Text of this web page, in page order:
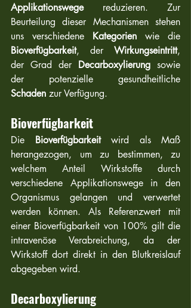
Applikationswege reduzieren. Zur
Beurteilung dieser Mechanismen stehen
uns verschiedene Kategorien
Bioverfügbarkeit, der Wirkungseintritt,
der Grad der Decarboxylierung sowie
Schaden zur Verfügung.
Bioverfügbarkeit
Die Bioverfügbarkeit wird als Maß
herangezogen, um zu bestimmen, zu
welchem Anteil Wirkstoffe durch
verschiedene Applikationswege in den
Organismus gelangen und verwertet
werden können. Als Referenzwert mit
einer Bioverfügbarkeit von 100% gilt die
intravenöse Verabreichung, da der
Wirkstoff dort direkt in den Blutkreislauf
abgegeben wird.
Decarboxylierung